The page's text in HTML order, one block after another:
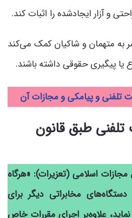
و آزار ایجادشده را اثبات کند.
متهمان و شاکیان کمک می‌کند
یا پیگیری حقوقی داشته باشند.
تلفنی و پیامکی و مجازات آن
طبق قانون
۶۴۱ قانون مجازات اسلامی (تعزیرات): «هرگاه
مخابراتی دیگر برای
علاو‌ه‌‌بر اجرای مقررات خاص